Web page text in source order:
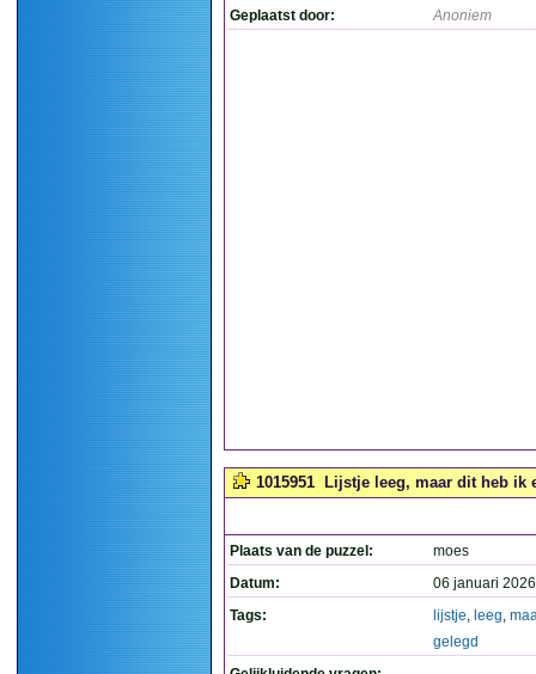
Geplaatst door: Anoniem
1015951 Lijstje leeg, maar dit heb ik
Plaats van de puzzel:
moes
Datum:
06 januari
Tags:
lijstje, leeg,
gelegd